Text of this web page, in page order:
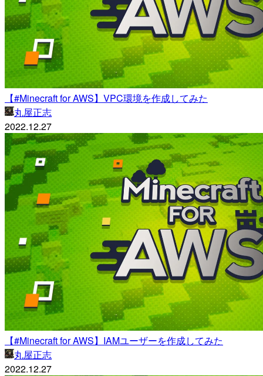
【#Minecraft for AWS】VPC環境を作成してみた
丸屋正志
2022.12.27
【#Minecraft for AWS】IAMユーザーを作成してみた
丸屋正志
2022.12.27